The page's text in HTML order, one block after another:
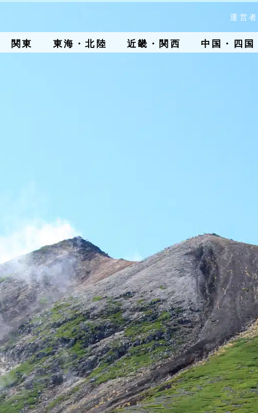
運営者
関東 東海・北陸 近畿・関西 中国・四国